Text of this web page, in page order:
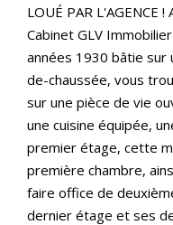
LOUÉ PAR L'AGENCE
Cabinet GLV
années 1930 bâtie sur
de-chaussée, vous
sur une pièce de vie
une cuisine équipée,
premier étage, cette
première chambre,
faire office de
dernier étage et ses